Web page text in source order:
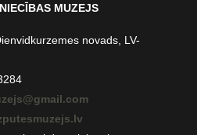
MUZEJS
novads, LV-